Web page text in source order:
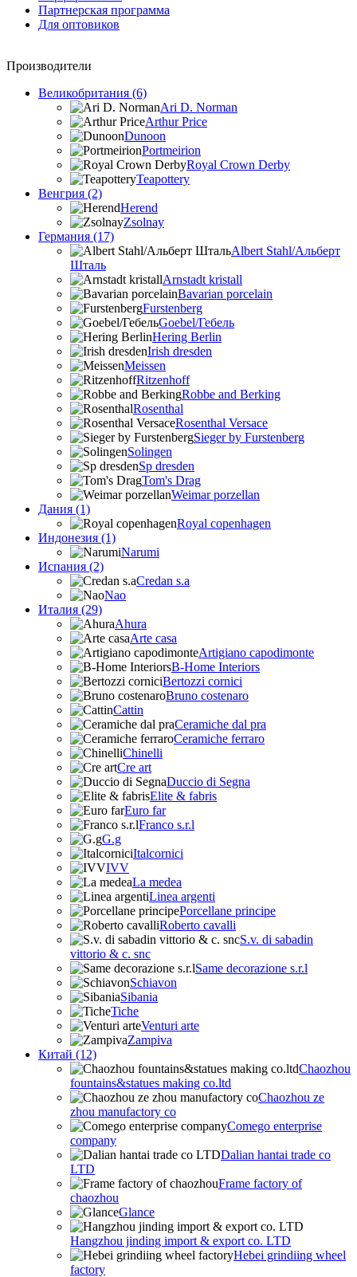
Партнерская программа
Для оптовиков
Производители
Великобритания (6)
Ari D. Norman
Arthur Price
Dunoon
Portmeirion
Royal Crown Derby
Teapottery
Венгрия (2)
Herend
Zsolnay
Германия (17)
Albert Stahl/Альбеpт
Шталь
Arnstadt kristall
Bavarian porcelain
Furstenberg
Goebel/Гебель
Hering Berlin
Irish dresden
Meissen
Ritzenhoff
Robbe and Berking
Rosenthal
Rosenthal Versace
Sieger by Furstenberg
Solingen
Sp dresden
Tom's Drag
Weimar porzellan
Дания (1)
Royal copenhagen
Индонезия (1)
Narumi
Испания (2)
Credan s.a
Nao
Италия (29)
Ahura
Arte casa
Artigiano capodimonte
B-Home Interiors
Bertozzi cornici
Bruno costenaro
Cattin
Ceramiche dal pra
Ceramiche ferraro
Chinelli
Cre art
Duccio di Segna
Elite & fabris
Euro far
Franco s.r.l
G.g
Italcornici
IVV
La medea
Linea argenti
Porcellane principe
Roberto cavalli
S.v. di sabadin
vittorio & c. snc
Same decorazione s.r.l
Schiavon
Sibania
Tiche
Venturi arte
Zampiva
Китай (12)
Chaozhou
fountains&statues making co.ltd
Chaozhou ze
zhou manufactory co
Comego enterprise
company
Dalian hantai trade co
LTD
Frame factory of
chaozhou
Glance
Hangzhou jinding import & export co. LTD
Hebei grindiing wheel
factory